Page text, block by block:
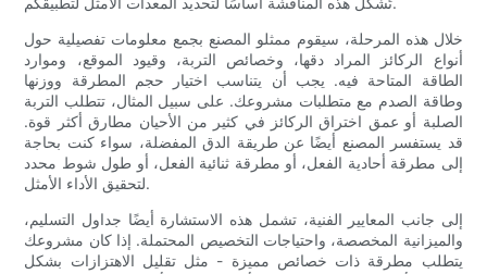
خلال هذه المرحلة، سيقوم ممثلو المصنع بجمع معلومات تفصيلية حول
أنواع الركائز المراد دقها، وخصائص التربة، وقيود الموقع، وموارد
الطاقة المتاحة فيه. يجب أن يتناسب اختيار حجم المطرقة ووزنها
وطاقة الصدم مع متطلبات مشروعك. على سبيل المثال، تتطلب التربة
الصلبة أو عمق اختراق الركائز في كثير من الأحيان مطارق أكثر قوة.
قد يستفسر المصنع أيضًا عن طريقة الدق المفضلة، سواء كنت بحاجة
إلى مطرقة أحادية الفعل، أو مطرقة ثنائية الفعل، أو طول شوط محدد
لتحقيق الأداء الأمثل.
إلى جانب المعايير الفنية، تشمل هذه الاستشارة أيضًا جداول التسليم،
والميزانية المخصصة، واحتياجات التخصيص المحتملة. إذا كان مشروعك
يتطلب مطرقة ذات خصائص مميزة - مثل تقليل الاهتزازات بشكل